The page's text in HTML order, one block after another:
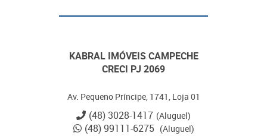
KABRAL IMÓVEIS CAMPECHE
CRECI PJ 2069
Av. Pequeno Príncipe, 1741, Loja 01
(48) 3028-1417 (Aluguel)
(48) 99111-6275 (Aluguel)